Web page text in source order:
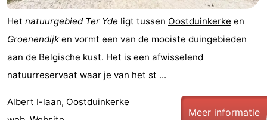
Het natuurgebied Ter Yde ligt tussen Oostduinkerke en
Groenendijk en vormt een van de mooiste duingebieden
aan de Belgische kust. Het is een afwisselend
natuurreservaat waar je van het st ...
Albert I-laan, Oostduinkerke
Meer informatie